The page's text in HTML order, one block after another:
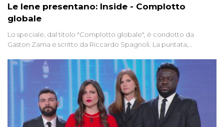
Le Iene presentano: Inside - Complotto
globale
Lo speciale, dal titolo "Complotto globale", è condotto da
Gaston Zama e scritto da Riccardo Spagnoli. La puntata,
racconta l'universo delle narrazioni alternative, dei sospetti
globali e del complottismo che negli ultimi anni hanno invaso
social network, talk show, piazze digitali e immaginario collettivo.